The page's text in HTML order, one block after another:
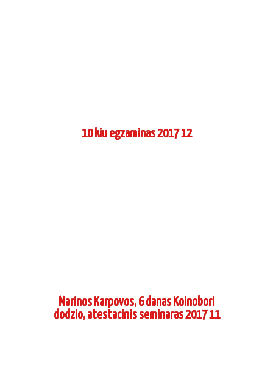
10 kiu egzaminas 2017 12
Marinos Karpovos, 6 danas Koinobori
dodzio, atestacinis seminaras 2017 11